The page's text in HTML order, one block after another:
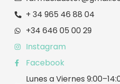
+ 34 965 46 88 04
+34 646 05 00 29
Instagram
Facebook
Lunes a Viernes